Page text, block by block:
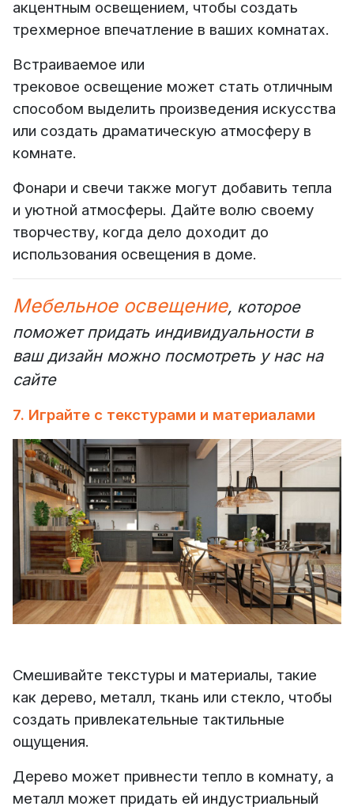
акцентным освещением, чтобы создать
трехмерное впечатление в ваших комнатах.
Встраиваемое или
трековое освещение может стать отличным
способом выделить произведения искусства
или создать драматическую атмосферу в
комнате.
Фонари и свечи также могут добавить тепла
и уютной атмосферы. Дайте волю своему
творчеству, когда дело доходит до
использования освещения в доме.
Мебельное освещение, которое
поможет придать индивидуальности в
ваш дизайн можно посмотреть у нас на
сайте
7. Играйте с текстурами и материалами
Смешивайте текстуры и материалы, такие
как дерево, металл, ткань или стекло, чтобы
создать привлекательные тактильные
ощущения.
Дерево может привнести тепло в комнату, а
металл может придать ей индустриальный